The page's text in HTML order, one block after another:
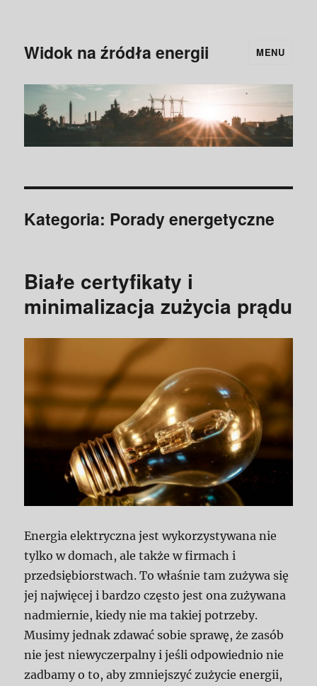
Widok na źródła energii MENU
Kategoria: Porady energetyczne
Białe certyfikaty i
minimalizacja zużycia prądu
Energia elektryczna jest wykorzystywana nie
tylko w domach, ale także w firmach i
przedsiębiorstwach. To właśnie tam zużywa się
jej najwięcej i bardzo często jest ona zużywana
nadmiernie, kiedy nie ma takiej potrzeby.
Musimy jednak zdawać sobie sprawę, że zasób
nie jest niewyczerpalny i jeśli odpowiednio nie
zadbamy o to, aby zmniejszyć zużycie energii,